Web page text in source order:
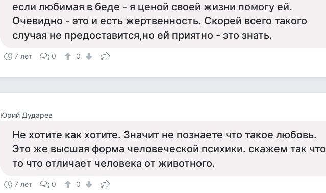
если любимая в беде - я ценой своей жизни помогу ей.
Очевидно - это и есть жертвенность. Скорей всего такого
случая не предоставится,но ей приятно - это знать.
7 лет 0 0
Юрий Дударев
Не хотите как хотите. Значит не познаете что такое любовь.
Это же высшая форма человеческой психики. скажем так что
то что отличает человека от животного.
7 лет 0 0